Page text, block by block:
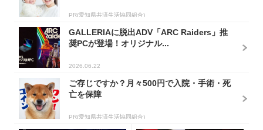
PR(愛知県共済生活協同組合)
GALLERIAに脱出ADV「ARC Raiders」推
奨PCが登場！オリジナル...
2026.06.22
ご存じですか？月々500円で入院・手術・死
亡を保障
PR(愛知県共済生活協同組合)